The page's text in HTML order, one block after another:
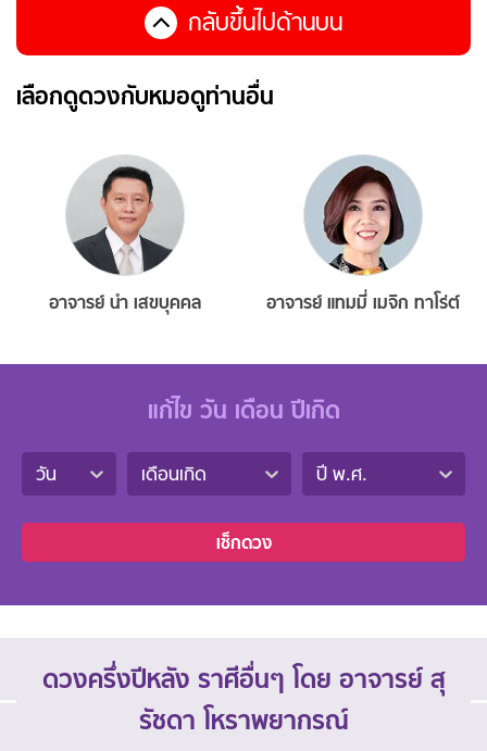
กลับขึ้นไปด้านบน
เลือกดูดวงกับหมอดูท่านอื่น
อาจารย์ นำ เสขบุคคล อาจารย์ แทมมี่ เมจิก ทาโร่ต์
แก้ไข วัน เดือน ปีเกิด
วัน เดือนเกิด ปี พ.ศ.
เช็กดวง
ดวงครึ่งปีหลัง ราศีอื่นๆ โดย อาจารย์ สุ
รัชดา โหราพยากรณ์